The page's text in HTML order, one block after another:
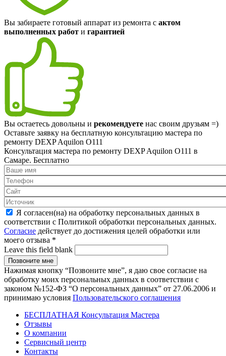
Вы забираете готовый аппарат из ремонта с актом
выполненных работ и гарантией
Вы остаетесь довольны и рекомендуете нас своим друзьям =)
Оставьте заявку на бесплатную консультацию мастера по
ремонту DEXP Aquilon O111
Консультация мастера по ремонту DEXP Aquilon O111 в
Самаре. Бесплатно
Я согласен(на) на обработку персональных данных в
соответствии с Политикой обработки персональных данных.
Согласие действует до достижения целей обработки или
моего отзыва *
Leave this field blank
Нажимая кнопку “Позвоните мне”, я даю свое согласие на
обработку моих персональных данных в соответствии с
законом №152-ФЗ “О персональных данных” от 27.06.2006 и
принимаю условия Пользовательского соглашения
БЕСПЛАТНАЯ Консультация Мастера
Отзывы
О компании
Сервисный центр
Контакты